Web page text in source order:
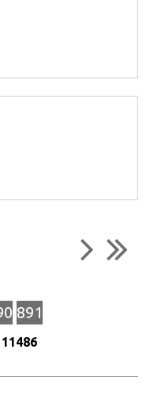
891
11486